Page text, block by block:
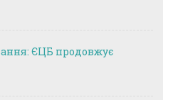
ЄЦБ продовжує